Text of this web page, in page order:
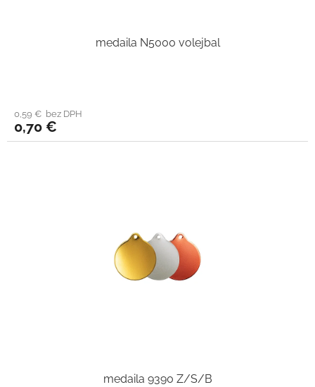
medaila N5000 volejbal
0,59 € bez DPH
0,70 €
medaila 9390 Z/S/B